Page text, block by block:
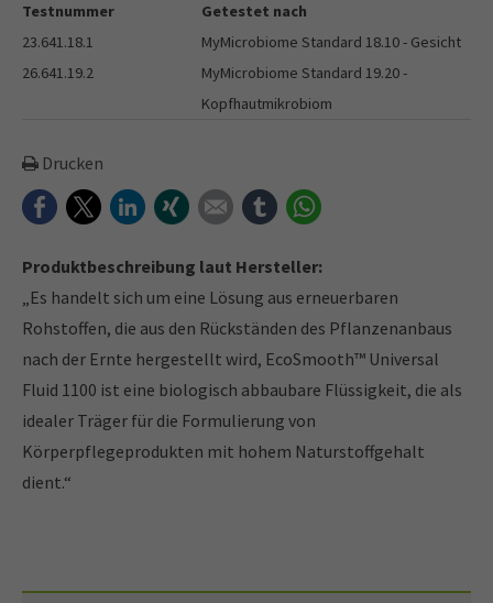
Testnummer
23.641.18.1
26.641.19.2
Getestet nach
MyMicrobiome Standard 18.10 - Gesicht
MyMicrobiome Standard 19.20 -
Kopfhautmikrobiom
Drucken
FacebookTwitterLinkedInXing E-mail tumblr
Produktbeschreibung laut Hersteller:
„Es handelt sich um eine Lösung aus erneuerbaren
Rohstoffen, die aus den Rückständen des Pflanzenanbaus
nach der Ernte hergestellt wird, EcoSmooth™ Universal
Fluid 1100 ist eine biologisch abbaubare Flüssigkeit, die als
idealer Träger für die Formulierung von
Körperpflegeprodukten mit hohem Naturstoffgehalt
dient.“